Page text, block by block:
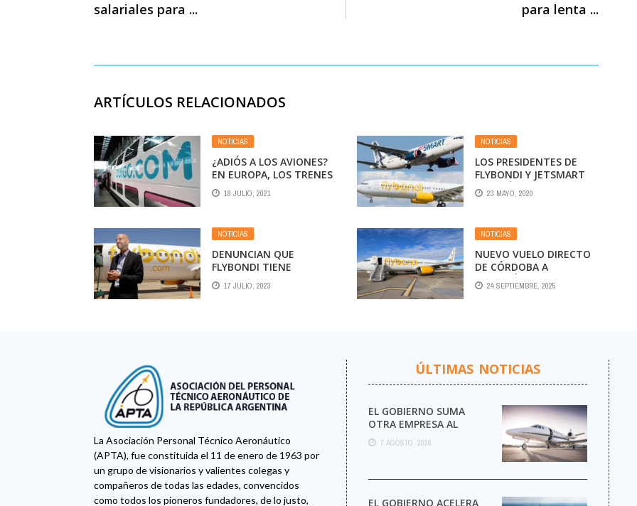
salariales para ...
para lenta ...
ARTÍCULOS RELACIONADOS
NOTICIAS
¿ADIÓS A LOS AVIONES?
EN EUROPA, LOS TRENES
VAN POR LA REVANCHA
18 JULIO, 2021
NOTICIAS
LOS PRESIDENTES DE
FLYBONDI Y JETSMART
TAMBIÉN RECIBEN
SUBSIDIO
23 MAYO, 2020
NOTICIAS
DENUNCIAN QUE
FLYBONDI TIENE
EMPLEADOS SIN
CONVENIO, SIN
17 JULIO, 2023
NOTICIAS
NUEVO VUELO DIRECTO
DE CÓRDOBA A
ASUNCIÓN
24 SEPTIEMBRE, 2025
La Asociación Personal Técnico Aeronáutico
(APTA), fue constituida el 11 de enero de 1963 por
un grupo de visionarios y valientes colegas y
compañeros de todas las edades, convencidos
como todos los pioneros fundadores, de lo justo,
ÚLTIMAS NOTICIAS
EL GOBIERNO SUMA
OTRA EMPRESA AL
NEGOCIO DE LOS VUELOS
PRIVADOS
7 AGOSTO, 2026
EL GOBIERNO ACELERA